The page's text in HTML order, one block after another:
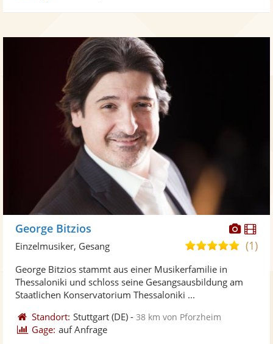
George Bitzios
5,0(1)
Einzelmusiker, Gesang
George Bitzios stammt aus einer Musikerfamilie in
Thessaloniki und schloss seine Gesangsausbildung am
Staatlichen Konservatorium Thessaloniki ...
Standort: Stuttgart (DE) -38 km von Pforzheim
Gage: auf Anfrage